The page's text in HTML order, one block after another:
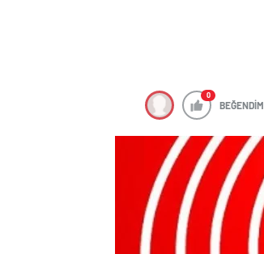
0
BEĞENDİM